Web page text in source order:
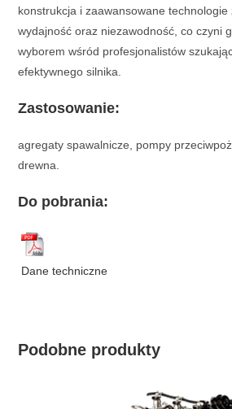
konstrukcja i zaawansowane technologie
wydajność oraz niezawodność, co czyni
wyborem wśród profesjonalistów
efektywnego silnika.
Zastosowanie:
agregaty spawalnicze, pompy
drewna.
Do pobrania:
Dane techniczne
Podobne produkty